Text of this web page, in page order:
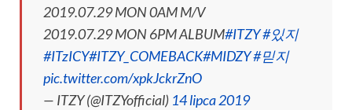
2019.07.29 MON 0AM M/V
2019.07.29 MON 6PM ALBUM#ITZY#있지
#ITzICY#ITZY_COMEBACK#MIDZY#믿지
pic.twitter.com/xpkJckrZnO
— ITZY (@ITZYofficial) 14 lipca 2019